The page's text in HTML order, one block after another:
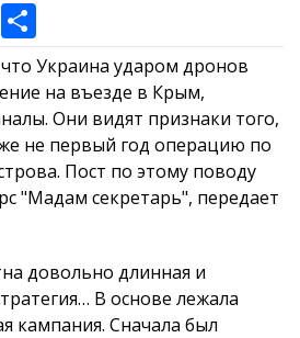
Украина ударом дронов
на въезде в Крым,
Они видят признаки того,
не первый год операцию по
Пост по этому поводу
"Мадам секретарь", передает
довольно длинная и
В основе лежала
кампания. Сначала был